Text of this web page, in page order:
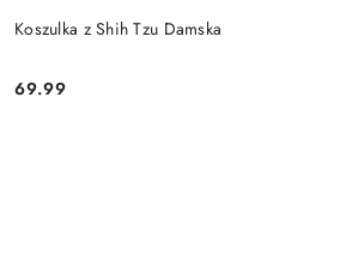
Koszulka z Shih Tzu Damska
Cena:
69.99